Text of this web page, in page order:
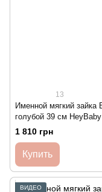
13
Именной мягкий зайка
голубой 39 см HeyBaby
1 810 грн
Купить
ВИДЕО